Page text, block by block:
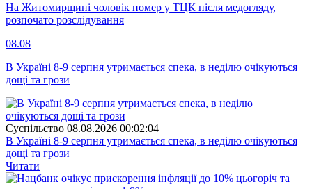
На Житомирщині чоловік помер у ТЦК після медогляду,
розпочато розслідування
08.08
В Україні 8-9 серпня утримається спека, в неділю очікуються
дощі та грози
Суспiльство 08.08.2026 00:02:04
В Україні 8-9 серпня утримається спека, в неділю очікуються
дощі та грози
Читати